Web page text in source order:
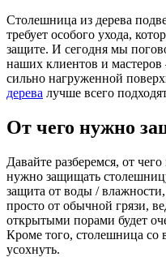
Столешница из дерева
требует особого ухода,
защите. И сегодня мы
наших клиентов и мастеров
сильно нагруженной
дерева лучше всего
От чего нужно
Давайте разберемся, от
нужно защищать
защита от воды /
просто от обычной грязи,
открытыми порами будет
Кроме того, столешница со
усохнуть.